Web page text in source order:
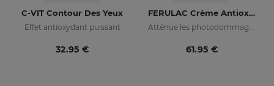
C-VIT Contour Des Yeux
Effet antioxydant puissant
32.95 €
FERULAC Crème Antioxydante
61.95 €